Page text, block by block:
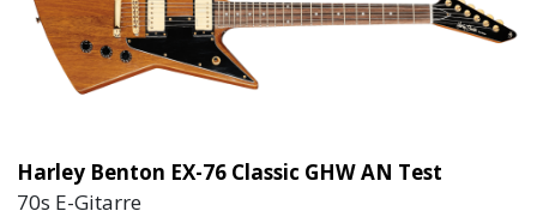
Harley Benton EX-76 Classic GHW AN Test
70s E-Gitarre